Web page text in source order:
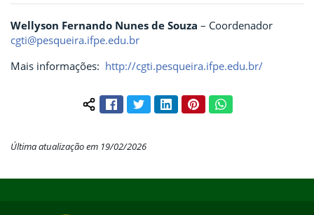
Wellyson Fernando Nunes de Souza – Coordenador
cgti@pesqueira.ifpe.edu.br
Mais informações: http://cgti.pesqueira.ifpe.edu.br/
Compartilhar conteúdo:
FacebookTwitterLinkedInPinterestWhatsApp
Última atualização em 19/02/2026